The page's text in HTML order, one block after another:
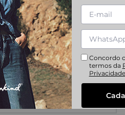
XL
Concordo
termos da
Privacidade